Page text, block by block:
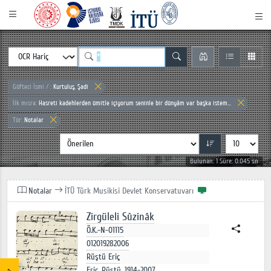
Güfteci İsmi / : Kurtuluş, Şadi
İlk mısra: Hasreti kadehlerden ümitle içiyorum seninle bir dünyâm var başka istem...
Tür: Notalar
Bulunan: 1 Süre: 0.045 sn
Notalar İTÜ Türk Musikisi Devlet Konservatuvarı
Zirgüleli Sûzinâk
Ö.K.-N-01115
012019282006
Rüştü Eriç